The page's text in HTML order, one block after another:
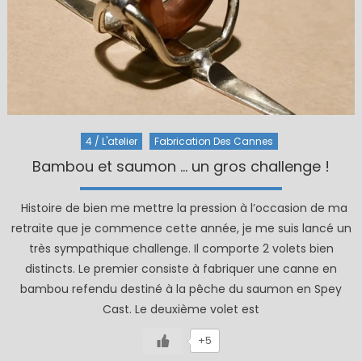
4 / L'atelier Fabrication Des Cannes
Bambou et saumon … un gros challenge !
Histoire de bien me mettre la pression à l’occasion de ma
retraite que je commence cette année, je me suis lancé un
très sympathique challenge. Il comporte 2 volets bien
distincts. Le premier consiste à fabriquer une canne en
bambou refendu destiné à la pêche du saumon en Spey
Cast. Le deuxième volet est
+5